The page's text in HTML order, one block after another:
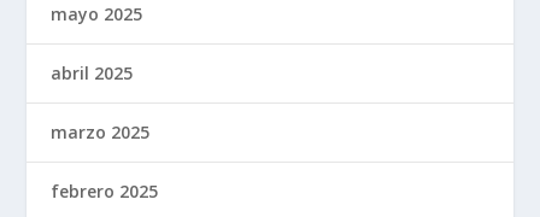
mayo 2025
abril 2025
marzo 2025
febrero 2025